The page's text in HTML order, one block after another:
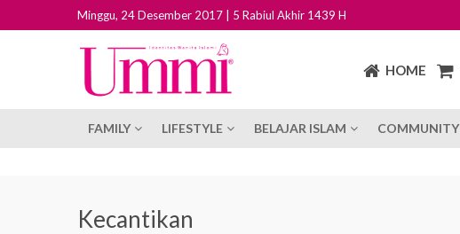
Minggu, 24 Desember 2017 | 5 Rabiul Akhir 1439 H
HOME
FAMILY LIFESTYLE BELAJAR ISLAM COMMUNITY
Kecantikan